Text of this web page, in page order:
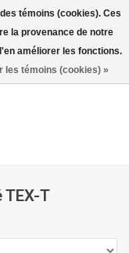
T
témoins (cookies). Ces
la provenance de notre
améliorer les fonctions.
les témoins (cookies) »